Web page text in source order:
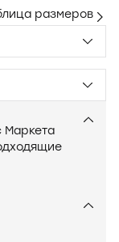
размеров
Маркета